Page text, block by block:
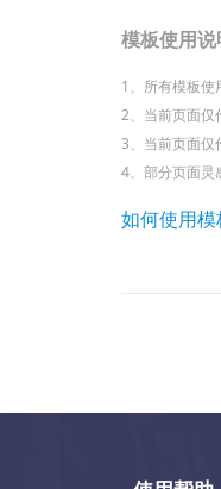
模板使用说
1、所有模板使
2、当前页面仅
3、当前页面仅
4、部分页面灵
如何使用模